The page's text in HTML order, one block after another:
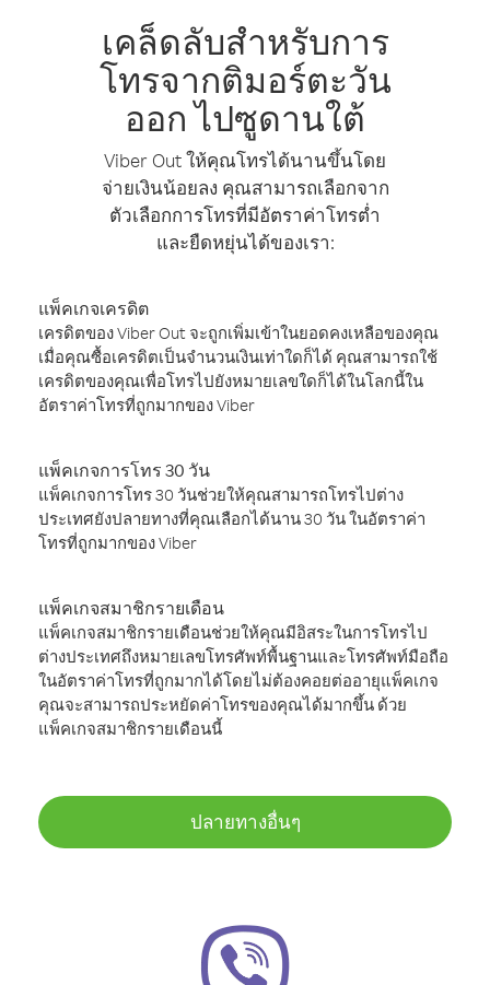
เคล็ดลับสำหรับการ
โทรจากติมอร์ตะวัน
ออก ไปซูดานใต้
Viber Out ให้คุณโทรได้นานขึ้นโดย
จ่ายเงินน้อยลง คุณสามารถเลือกจาก
ตัวเลือกการโทรที่มีอัตราค่าโทรต่ำ
และยืดหยุ่นได้ของเรา:
แพ็คเกจเครดิต
เครดิตของ Viber Out จะถูกเพิ่มเข้าในยอดคงเหลือของคุณ
เมื่อคุณซื้อเครดิตเป็นจำนวนเงินเท่าใดก็ได้ คุณสามารถใช้
เครดิตของคุณเพื่อโทรไปยังหมายเลขใดก็ได้ในโลกนี้ใน
อัตราค่าโทรที่ถูกมากของ Viber
แพ็คเกจการโทร 30 วัน
แพ็คเกจการโทร 30 วันช่วยให้คุณสามารถโทรไปต่าง
ประเทศยังปลายทางที่คุณเลือกได้นาน 30 วัน ในอัตราค่า
โทรที่ถูกมากของ Viber
แพ็คเกจสมาชิกรายเดือน
แพ็คเกจสมาชิกรายเดือนช่วยให้คุณมีอิสระในการโทรไป
ต่างประเทศถึงหมายเลขโทรศัพท์พื้นฐานและโทรศัพท์มือถือ
ในอัตราค่าโทรที่ถูกมากได้โดยไม่ต้องคอยต่ออายุแพ็คเกจ
คุณจะสามารถประหยัดค่าโทรของคุณได้มากขึ้น ด้วย
แพ็คเกจสมาชิกรายเดือนนี้
ปลายทางอื่นๆ